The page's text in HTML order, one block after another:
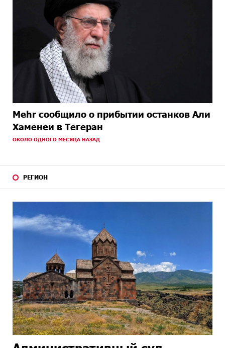
Mehr сообщило о прибытии останков Али
Хаменеи в Тегеран
ОКОЛО ОДНОГО МЕСЯЦА НАЗАД
РЕГИОН